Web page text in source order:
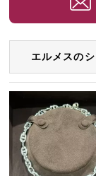
エルメスの